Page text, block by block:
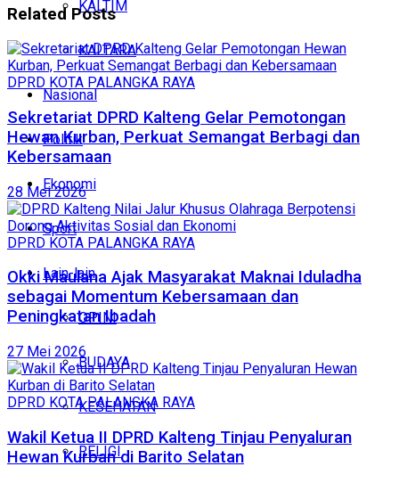
KALTIM
KALTARA
Nasional
Politik
Ekonomi
Sport
Lain-lain
OPINI
BUDAYA
KESEHATAN
RELIGI
RelatedPosts
DPRD KOTA PALANGKA RAYA
Sekretariat DPRD Kalteng Gelar Pemotongan
Hewan Kurban, Perkuat Semangat Berbagi dan
Kebersamaan
28 Mei 2026
DPRD KOTA PALANGKA RAYA
Okki Maulana Ajak Masyarakat Maknai Iduladha
sebagai Momentum Kebersamaan dan
Peningkatan Ibadah
27 Mei 2026
DPRD KOTA PALANGKA RAYA
Wakil Ketua II DPRD Kalteng Tinjau Penyaluran
Hewan Kurban di Barito Selatan